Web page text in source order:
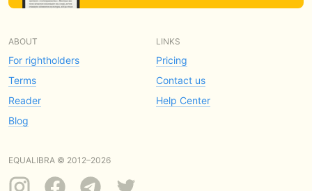
ABOUT
For rightholders
Terms
Reader
Blog
LINKS
Pricing
Contact us
Help Center
EQUALIBRA © 2012–2026